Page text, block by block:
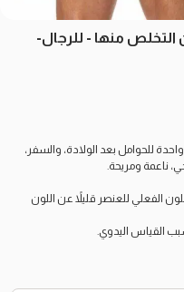
منها - للرجال-
للحوامل بعد الولادة، والسفر،
ناعمة ومريحة.
الفعلي للعنصر قليلاً عن اللون